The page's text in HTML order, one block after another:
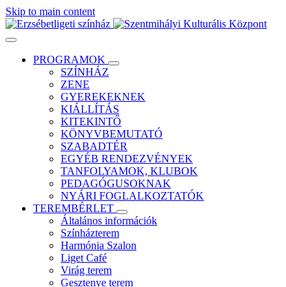
Skip to main content
PROGRAMOK
SZÍNHÁZ
ZENE
GYEREKEKNEK
KIÁLLÍTÁS
KITEKINTŐ
KÖNYVBEMUTATÓ
SZABADTÉR
EGYÉB RENDEZVÉNYEK
TANFOLYAMOK, KLUBOK
PEDAGÓGUSOKNAK
NYÁRI FOGLALKOZTATÓK
TEREMBÉRLET
Általános információk
Színházterem
Harmónia Szalon
Liget Café
Virág terem
Gesztenye terem